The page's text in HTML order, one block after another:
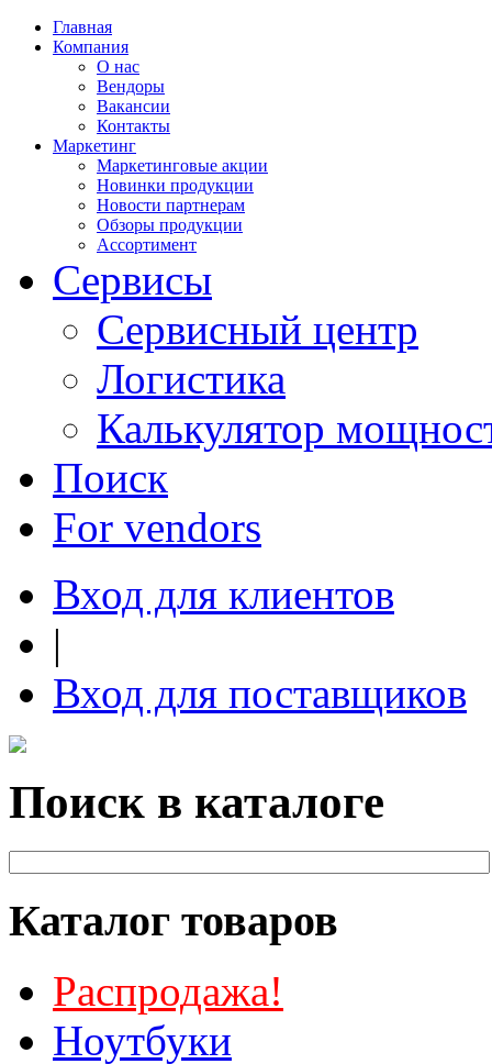
Главная
Компания
О нас
Вендоры
Вакансии
Контакты
Маркетинг
Маркетинговые акции
Новинки продукции
Новости партнерам
Обзоры продукции
Ассортимент
Сервисы
Сервисный центр
Логистика
Калькулятор
Поиск
For vendors
Вход для клиентов
|
Вход для поставщиков
Поиск в каталоге
Каталог товаров
Распродажа!
Ноутбуки